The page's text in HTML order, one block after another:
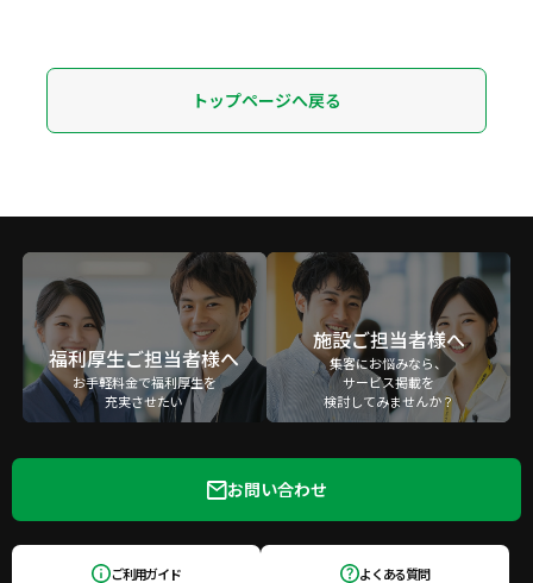
トップページへ戻る
福利厚生ご担当者様へ
お手軽料金で福利厚生を
充実させたい
施設ご担当者様へ
集客にお悩みなら、
サービス掲載を
検討してみませんか？
お問い合わせ
ご利用ガイド よくある質問